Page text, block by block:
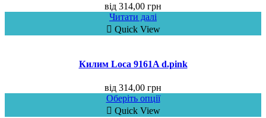
від 314,00 грн
Читати далі
Quick View
Килим Loca 9161A d.pink
від 314,00 грн
Оберіть опції
Quick View